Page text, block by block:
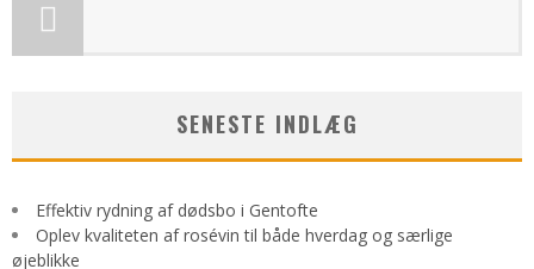
SENESTE INDLÆG
Effektiv rydning af dødsbo i Gentofte
Oplev kvaliteten af rosévin til både hverdag og særlige
øjeblikke